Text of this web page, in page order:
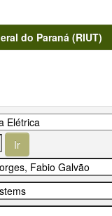
do Paraná (RIUT)